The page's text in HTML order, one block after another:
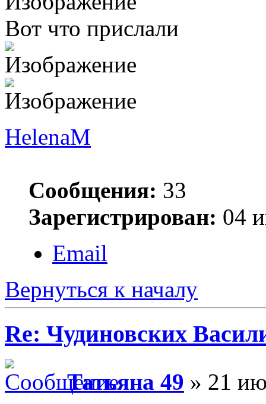
Вот что прислали
HelenaM
Сообщения: 33
Зарегистрирован: 04
Email
Вернуться к началу
Re: Чудиновских
Татьяна 49 » 21